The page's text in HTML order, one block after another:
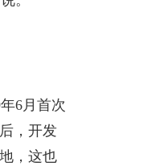
6月首次
，开发
，这也